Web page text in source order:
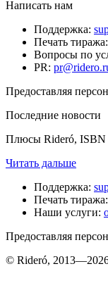
Написать нам
Поддержка:
Печать тиража:
Вопросы по
PR:
Предоставляя
Последние новости
Плюсы Rideró, ISBN
Читать дальше
Поддержка:
Печать тиража:
Наши услуги:
Предоставляя
© Rideró, 2013—